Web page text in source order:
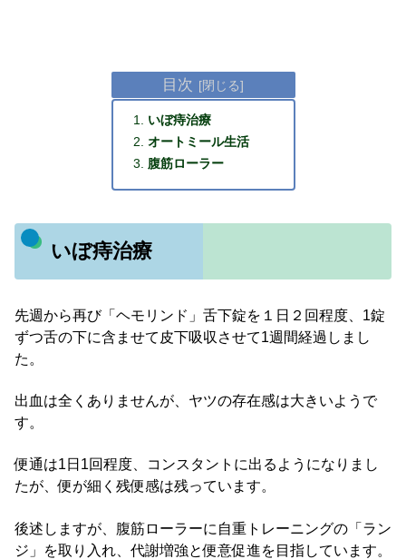
目次
いぼ痔治療
オートミール生活
腹筋ローラー
いぼ痔治療
先週から再び「ヘモリンド」舌下錠を１日２回程度、1錠
ずつ舌の下に含ませて皮下吸収させて1週間経過しまし
た。
出血は全くありませんが、ヤツの存在感は大きいようで
す。
便通は1日1回程度、コンスタントに出るようになりまし
たが、便が細く残便感は残っています。
後述しますが、腹筋ローラーに自重トレーニングの「ラン
ジ」を取り入れ、代謝増強と便意促進を目指しています。